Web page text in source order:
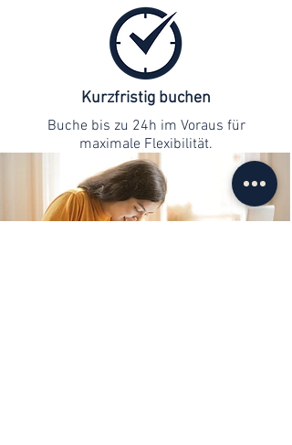
Kurzfristig buchen
Buche bis zu 24h im Voraus für
maximale Flexibilität.